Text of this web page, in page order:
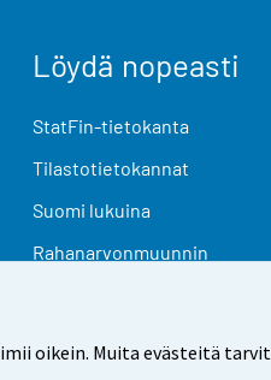
oikein. Muita evästeitä
Löydä nopeasti
StatFin-tietokanta
Tilastotietokannat
Suomi lukuina
Rahanarvonmuunnin